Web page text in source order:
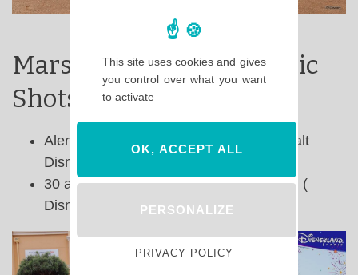
Mars 2022 : liste des Magic
Shots
Alerte Rouge : Animagique Theater ( Walt
Disney Studios )
30 ans Disneyland Paris : Plaza Garden (
Disneyland Park )
This site uses cookies and gives
you control over what you want
to activate
OK, ACCEPT ALL
PERSONALIZE
PRIVACY POLICY